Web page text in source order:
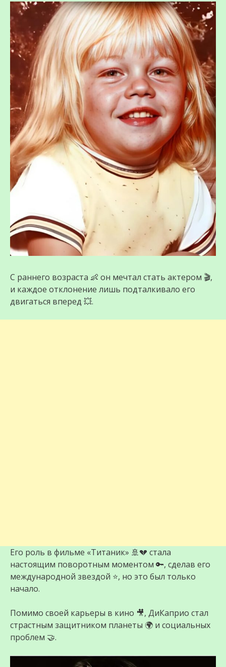
С раннего возраста 👶 он мечтал стать актером 🎬,
и каждое отклонение лишь подталкивало его
двигаться вперед 💥.
Его роль в фильме «Титаник» 🚢💔 стала
настоящим поворотным моментом 🔑, сделав его
международной звездой ⭐, но это был только
начало.
Помимо своей карьеры в кино 🎥, ДиКаприо стал
страстным защитником планеты 🌍 и социальных
проблем 🤝.